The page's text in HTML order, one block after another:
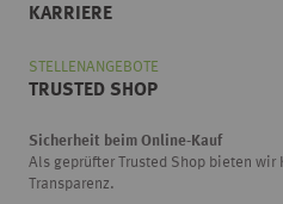
KARRIERE
STELLENANGEBOTE
TRUSTED SHOP
Sicherheit beim Online-Kauf
Als geprüfter Trusted Shop bieten wir
Transparenz.